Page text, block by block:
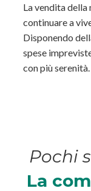
La vendita
continuare a
Disponendo
spese
con più serenità.
Pochi
La